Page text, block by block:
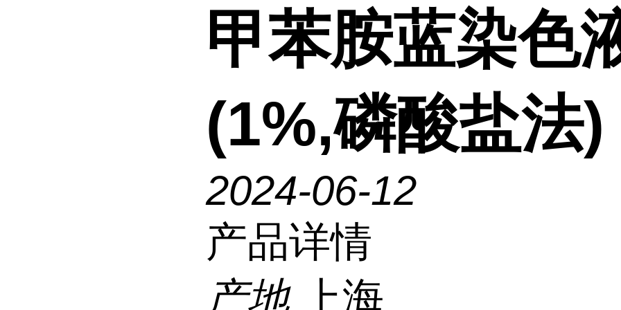
甲苯胺蓝染色
(1%,磷酸盐法)
2024-06-12
产品详情
产地
上海